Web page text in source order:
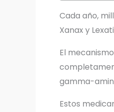
Cada año,
Xanax y
El
gamma-
Estos